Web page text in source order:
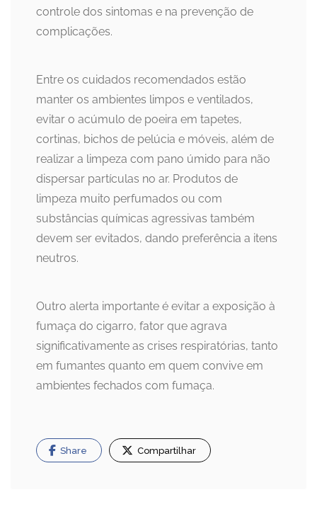
controle dos sintomas e na prevenção de
complicações.
Entre os cuidados recomendados estão
manter os ambientes limpos e ventilados,
evitar o acúmulo de poeira em tapetes,
cortinas, bichos de pelúcia e móveis, além de
realizar a limpeza com pano úmido para não
dispersar partículas no ar. Produtos de
limpeza muito perfumados ou com
substâncias químicas agressivas também
devem ser evitados, dando preferência a itens
neutros.
Outro alerta importante é evitar a exposição à
fumaça do cigarro, fator que agrava
significativamente as crises respiratórias, tanto
em fumantes quanto em quem convive em
ambientes fechados com fumaça.
Share Compartilhar